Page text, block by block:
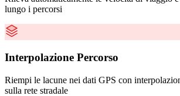
lungo i percorsi
Interpolazione Percorso
Riempi le lacune nei dati GPS con
sulla rete stradale